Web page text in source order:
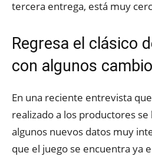
tercera entrega, está muy
Regresa el clásico
con algunos
En una reciente entrevista
realizado a los productores
algunos nuevos datos muy
que el juego se encuentra ya